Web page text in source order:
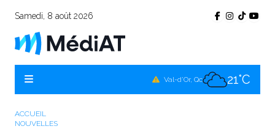
Samedi, 8 août 2026
Val-d'Or, Qc 21°C
ACCUEIL
NOUVELLES